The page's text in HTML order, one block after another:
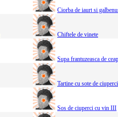
Ciorba de iaurt si
Chiftele de vinete
Supa frantuzeasca de
Tartine cu sote de ciuperci
Sos de ciuperci cu vin III